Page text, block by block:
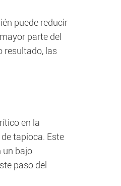
puede reducir
parte del
resultado, las
en la
tapioca. Este
un bajo
paso del